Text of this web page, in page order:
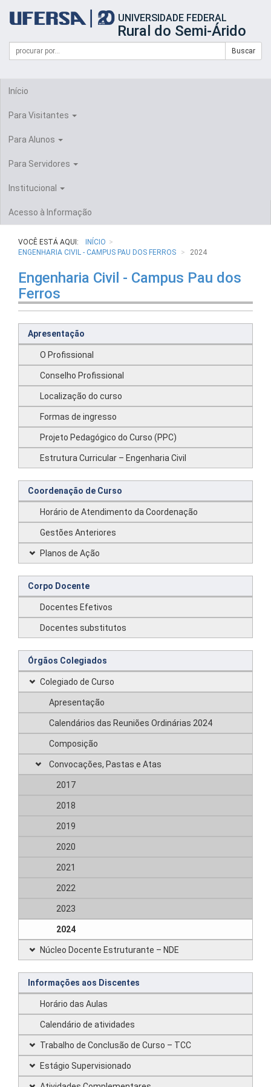
portal
UFERSA
UNIVERSIDADE FEDERAL
Rural do Semi-Árido
Formulário
Busca
Campo
de
Buscar
Início
Para Visitantes
Para Alunos
Para Servidores
Institucional
Acesso à Informação
VOCÊ ESTÁ AQUI:
INÍCIO
ENGENHARIA CIVIL - CAMPUS PAU DOS FERROS
2024
Engenharia Civil - Campus Pau dos
Ferros
Apresentação
O Profissional
Conselho Profissional
Localização do curso
Formas de ingresso
Projeto Pedagógico do Curso (PPC)
Estrutura Curricular – Engenharia Civil
Coordenação de Curso
Horário de Atendimento da Coordenação
Gestões Anteriores
Planos de Ação
Corpo Docente
Docentes Efetivos
Docentes substitutos
Órgãos Colegiados
Colegiado de Curso
Apresentação
Calendários das Reuniões Ordinárias 2024
Composição
Convocações, Pastas e Atas
2017
2018
2019
2020
2021
2022
2023
2024
Núcleo Docente Estruturante – NDE
Informações aos Discentes
Horário das Aulas
Calendário de atividades
Trabalho de Conclusão de Curso – TCC
Estágio Supervisionado